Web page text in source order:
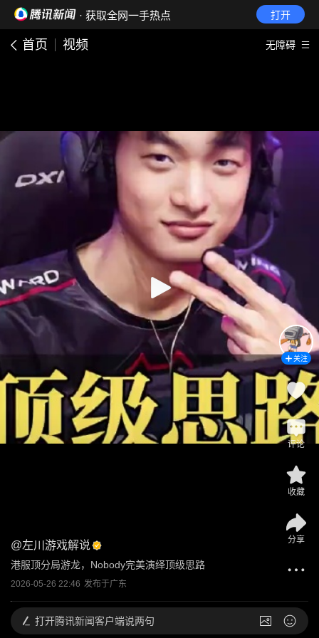
· 获取全网一手热点 打开
首页 视频 无障碍
@左川游戏解说
港服顶分局游龙，Nobody完美演绎顶级思路
2026-05-26 22:46 发布于广东
关注
评论
收藏
分享
打开腾讯新闻客户端说两句